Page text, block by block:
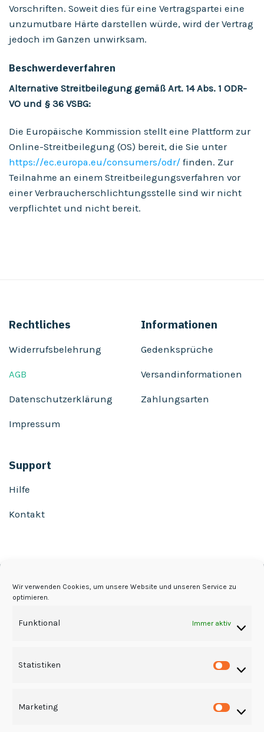
Wir verwenden Cookies, um unsere Website und unseren Service zu
optimieren.
Funktional Immer aktiv
Statistiken
Marketing
Vorschriften. Soweit dies für eine Vertragspartei eine
unzumutbare Härte darstellen würde, wird der Vertrag
jedoch im Ganzen unwirksam.
Beschwerdeverfahren
Alternative Streitbeilegung gemäß Art. 14 Abs. 1 ODR-
VO und § 36 VSBG:
Die Europäische Kommission stellt eine Plattform zur
Online-Streitbeilegung (OS) bereit, die Sie unter
https://ec.europa.eu/consumers/odr/ finden. Zur
Teilnahme an einem Streitbeilegungsverfahren vor
einer Verbraucherschlichtungsstelle sind wir nicht
verpflichtet und nicht bereit.
Rechtliches
Widerrufsbelehrung
AGB
Datenschutzerklärung
Impressum
Informationen
Gedenksprüche
Versandinformationen
Zahlungsarten
Support
Hilfe
Kontakt